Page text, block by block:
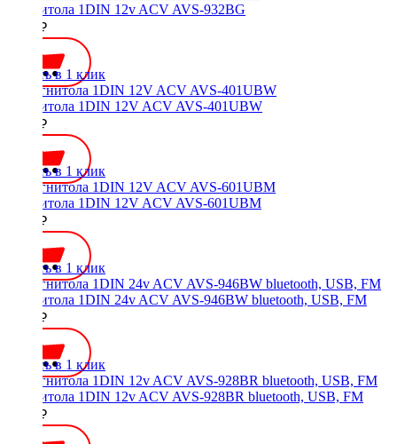
Магнитола 1DIN 12v ACV AVS-932BG
3200 ₽
Купить в 1 клик
Магнитола 1DIN 12V ACV AVS-401UBW
2000 ₽
Купить в 1 клик
Магнитола 1DIN 12V ACV AVS-601UBM
4000 ₽
Купить в 1 клик
Магнитола 1DIN 24v ACV AVS-946BW bluetooth, USB, FM
3600 ₽
Купить в 1 клик
Магнитола 1DIN 12v ACV AVS-928BR bluetooth, USB, FM
2800 ₽